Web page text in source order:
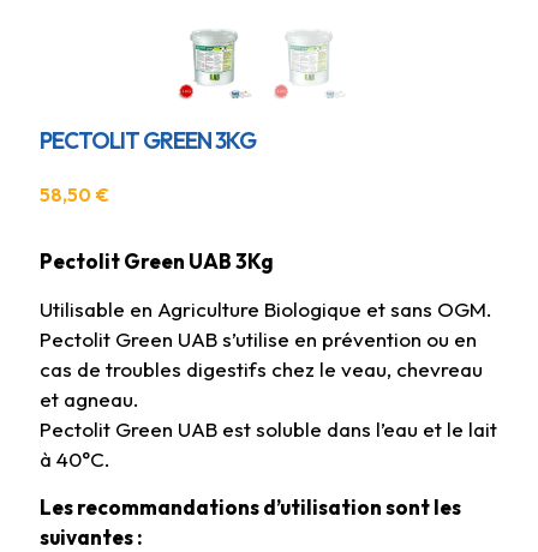
PECTOLIT GREEN 3KG
58,50 €
Pectolit Green UAB 3Kg
Utilisable en Agriculture Biologique et sans OGM.
Pectolit Green UAB s’utilise en prévention ou en
cas de troubles digestifs chez le veau, chevreau
et agneau.
Pectolit Green UAB est soluble dans l’eau et le lait
à 40°C.
Les recommandations d’utilisation sont les
suivantes :